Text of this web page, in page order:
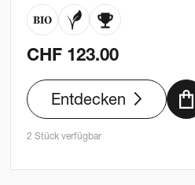
CHF 123.00
Entdecken
2 Stück verfügbar